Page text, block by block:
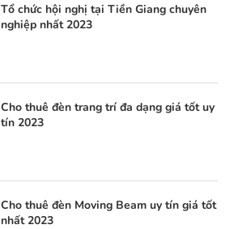
Tổ chức hội nghị tại Tiền Giang chuyên
nghiệp nhất 2023
Cho thuê đèn trang trí đa dạng giá tốt uy
tín 2023
Cho thuê đèn Moving Beam uy tín giá tốt
nhất 2023